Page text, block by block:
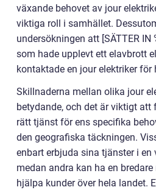
växande behovet av jour
viktiga roll i samhället.
undersökningen att [SÄTTER IN
som hade upplevt ett elavbrott
kontaktade en jour elektriker för
Skillnaderna mellan olika jour
betydande, och det är viktigt
rätt tjänst för ens specifika
den geografiska täckningen.
enbart erbjuda sina tjänster i en
medan andra kan ha en
hjälpa kunder över hela landet.